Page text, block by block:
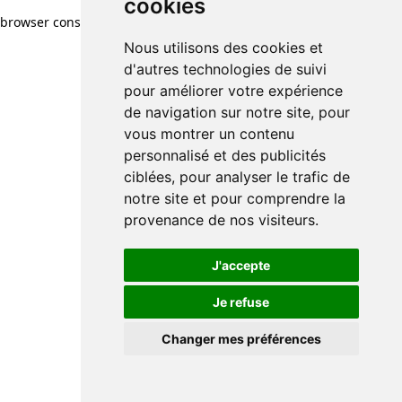
cookies
Nous utilisons des cookies et
d'autres technologies de suivi
pour améliorer votre expérience
de navigation sur notre site, pour
vous montrer un contenu
personnalisé et des publicités
ciblées, pour analyser le trafic de
notre site et pour comprendre la
provenance de nos visiteurs.
J'accepte
Je refuse
Changer mes préférences
cookies
Nous utilisons des cookies et
d'autres technologies de suivi
pour améliorer votre expérience
de navigation sur notre site, pour
vous montrer un contenu
personnalisé et des publicités
ciblées, pour analyser le trafic de
notre site et pour comprendre la
provenance de nos visiteurs.
J'accepte
Je refuse
Changer mes préférences
browser console for more information)